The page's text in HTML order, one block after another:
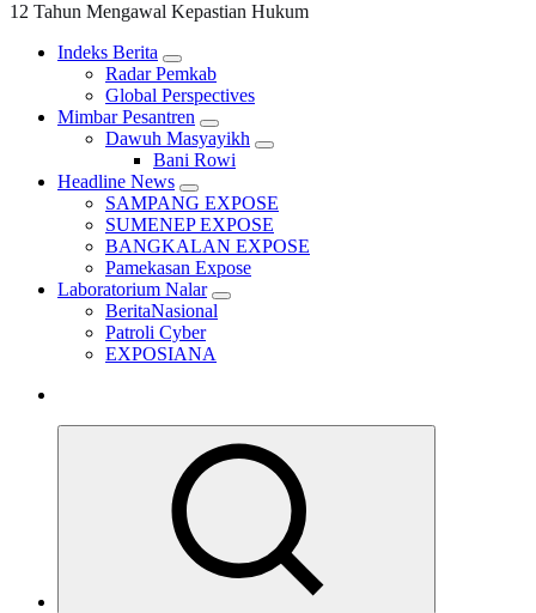
12 Tahun Mengawal Kepastian Hukum
Indeks Berita
Radar Pemkab
Global Perspectives
Mimbar Pesantren
Dawuh Masyayikh
Bani Rowi
Headline News
SAMPANG EXPOSE
SUMENEP EXPOSE
BANGKALAN EXPOSE
Pamekasan Expose
Laboratorium Nalar
BeritaNasional
Patroli Cyber
EXPOSIANA